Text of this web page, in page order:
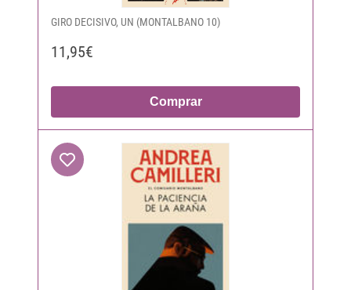
GIRO DECISIVO, UN (MONTALBANO 10)
11,95€
Comprar